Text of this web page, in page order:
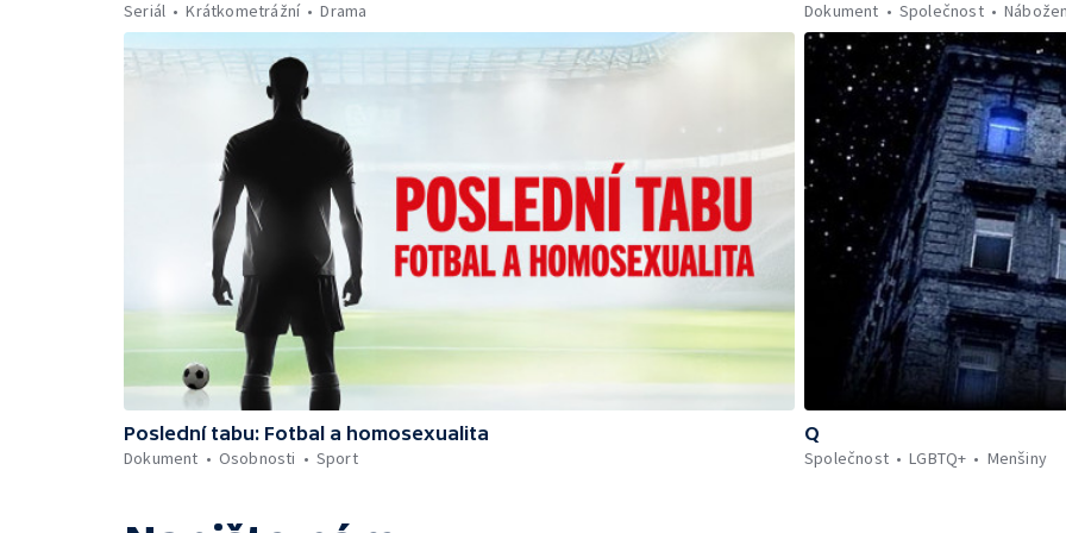
Seriál Krátkometrážní Drama Dokument Společnost
Poslední tabu: Fotbal a homosexualita
Dokument
Osobnosti Sport
Q
Společnost
LGBTQ+ Menšiny